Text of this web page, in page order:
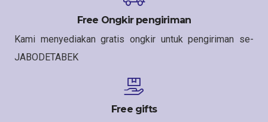
Free Ongkir pengiriman
Kami menyediakan gratis ongkir untuk pengiriman se-
JABODETABEK
Free gifts